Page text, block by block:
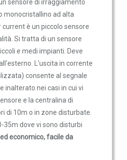
sensore di irraggiamento
monocristallino ad alta
è un piccolo sensore
Si tratta di un sensore
e medi impianti. Deve
L'uscita in corrente
consente al segnale
inalterato nei casi in cui vi
e la centralina di
di 10m o in zone disturbate.
35m dove vi sono disturbi
economico, facile da
differenziale